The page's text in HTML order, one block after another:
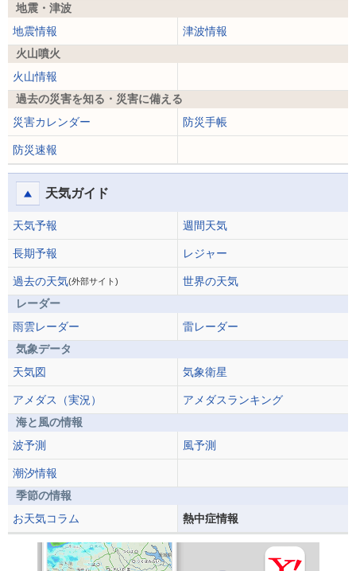
地震・津波
地震情報
津波情報
火山噴火
火山情報
過去の災害を知る・災害に備える
災害カレンダー
防災手帳
防災速報
天気ガイド
天気予報 週間天気
長期予報 レジャー
過去の天気(外部サイト)
世界の天気
レーダー
雨雲レーダー
雷レーダー
気象データ
天気図
気象衛星
アメダス（実況）
アメダスランキング
海と風の情報
波予測
風予測
潮汐情報
季節の情報
お天気コラム
熱中症情報